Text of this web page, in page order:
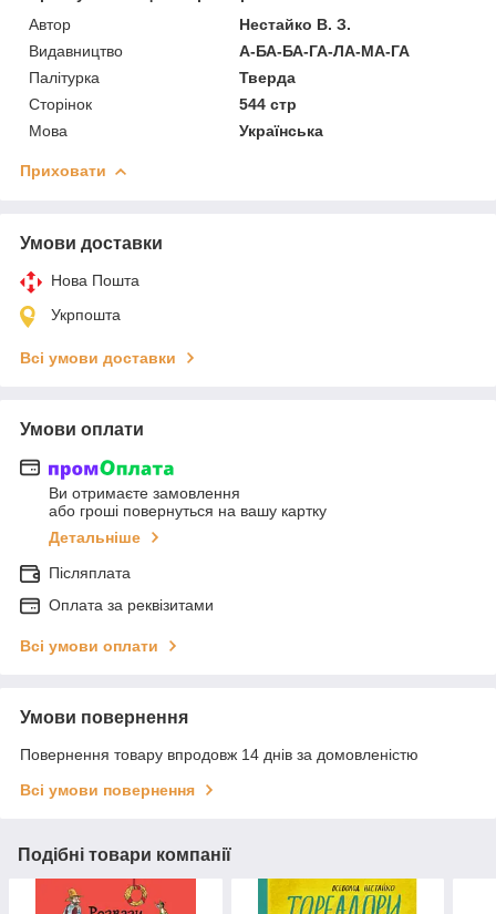
Автор
Нестайко В. З.
Видавництво
А-БА-БА-ГА-ЛА-МА-ГА
Палітурка
Тверда
Сторінок
544 стр
Мова
Українська
Приховати
Умови доставки
Нова Пошта
Укрпошта
Всі умови доставки
Умови оплати
Ви отримаєте замовлення
або гроші повернуться на вашу картку
Детальніше
Післяплата
Оплата за реквізитами
Всі умови оплати
Умови повернення
Повернення товару впродовж 14 днів за домовленістю
Всі умови повернення
Подібні товари компанії